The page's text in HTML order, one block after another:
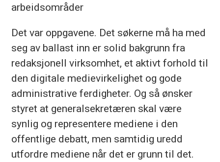
arbeidsområder
Det var oppgavene. Det søkerne må ha med
seg av ballast inn er solid bakgrunn fra
redaksjonell virksomhet, et aktivt forhold til
den digitale medievirkelighet og gode
administrative ferdigheter. Og så ønsker
styret at generalsekretæren skal være
synlig og representere mediene i den
offentlige debatt, men samtidig uredd
utfordre mediene når det er grunn til det.